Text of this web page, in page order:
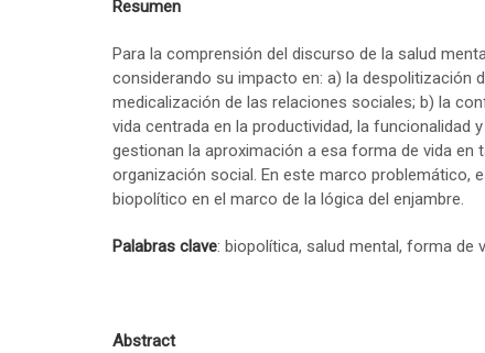
Resumen
Para la comprensión del discurso de la salud
considerando su impacto en: a) la despolitización
medicalización de las relaciones sociales; b) la
vida centrada en la productividad, la
gestionan la aproximación a esa forma de vida en
organización social. En este marco problemático,
biopolítico en el marco de la lógica del enjambre.
Palabras clave: biopolítica, salud mental, forma de
Abstract